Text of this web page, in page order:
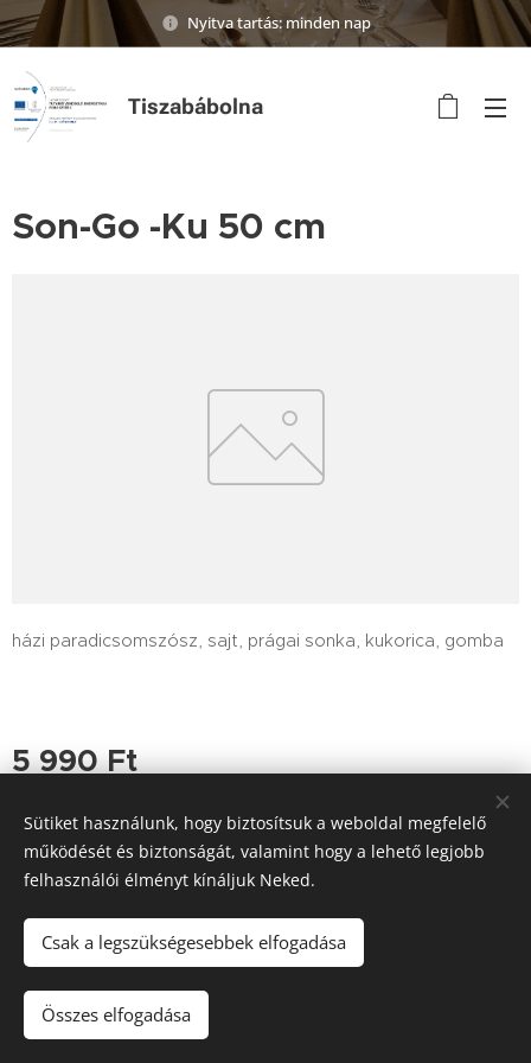
Nyitva tartás: minden nap
Tiszabábolna
Son-Go -Ku 50 cm
házi paradicsomszósz, sajt, prágai sonka, kukorica, gomba
5 990Ft
Tutajos Vendéglő / A Tutajos házhoz viszi a minőséget
Információk
Sütik
Sütiket használunk, hogy biztosítsuk a weboldal megfelelő
működését és biztonságát, valamint hogy a lehető legjobb
felhasználói élményt kínáljuk Neked.
Csak a legszükségesebbek elfogadása
Összes elfogadása